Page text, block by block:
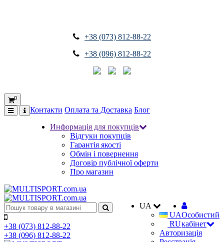
+38 (073) 812-88-22
+38 (096) 812-88-22
0
Контакти Оплата та Доставка Блог
Информація для покупців
Відгуки покупців
Гарантія якості
Обмін і повернення
Договір публічної оферти
Про магазин
UA
UA
RU
Особистий
кабінет
Авторизація
+38 (073) 812-88-22
+38 (096) 812-88-22